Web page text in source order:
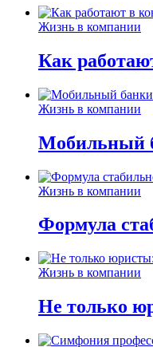
Жизнь в компании
Как
Жизнь в компании
Мобильный
Жизнь в компании
Формула
Жизнь в компании
Не только